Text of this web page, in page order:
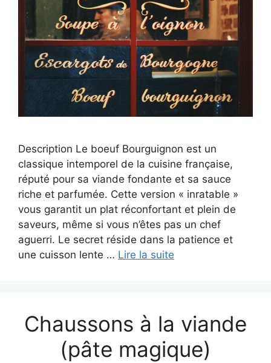
Description Le boeuf Bourguignon est un
classique intemporel de la cuisine française,
réputé pour sa viande fondante et sa sauce
riche et parfumée. Cette version « inratable »
vous garantit un plat réconfortant et plein de
saveurs, même si vous n’êtes pas un chef
aguerri. Le secret réside dans la patience et
une cuisson lente … Lire la suite
Chaussons à la viande
(pâte magique)